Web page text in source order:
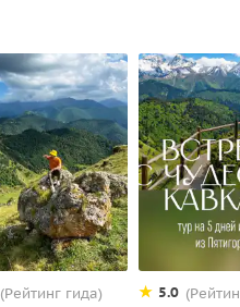
(Рейтинг гида) 5.0